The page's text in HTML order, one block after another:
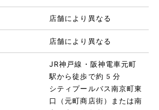
店舗により異なる
店舗により異なる
JR神戸線・阪神電車元町
駅から徒歩で約5分
シティプールバス南京町東
口（元町商店街）または南